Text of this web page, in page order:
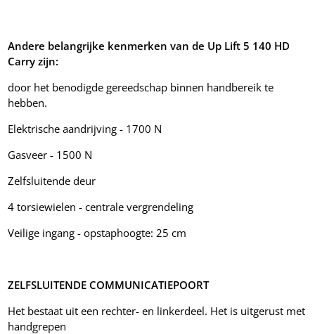
Andere belangrijke kenmerken van de Up Lift 5 140 HD
Carry zijn:
door het benodigde gereedschap binnen handbereik te
hebben.
Elektrische aandrijving - 1700 N
Gasveer - 1500 N
Zelfsluitende deur
4 torsiewielen - centrale vergrendeling
Veilige ingang - opstaphoogte: 25 cm
ZELFSLUITENDE COMMUNICATIEPOORT
Het bestaat uit een rechter- en linkerdeel. Het is uitgerust met
handgrepen